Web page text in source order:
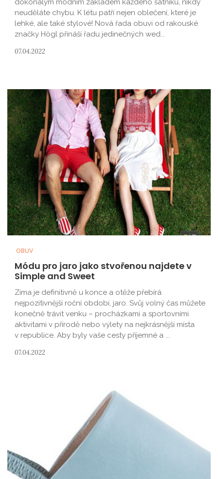
dokonalým módním základem každého šatníku, nikdy
neuděláte chybu. K létu patří nejen oblečení, které je
lehké, ale také stylové! Nová řada obuvi od rakouské
značky Högl přináší řadu jedinečných wed...
07.04.2022
OBUV
Módu pro jaro jako stvořenou najdete v
Simple and Sweet
Zima je definitivně u konce a otěže přebírá
nejpozitivnější roční období, jaro. Svůj volný čas můžete
konečně trávit venku – procházkami a sportovními
aktivitami v přírodě nebo výlety na nejkrásnější místa
v republice. Aby byly vaše cesty příjemné a ...
07.04.2022